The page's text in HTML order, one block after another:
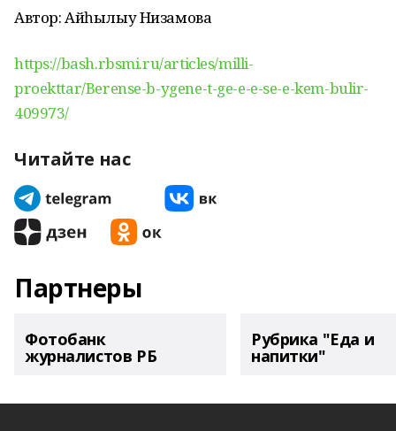
Автор: Айһылыу Низамова
https://bash.rbsmi.ru/articles/milli-
proekttar/Berense-b-ygene-t-ge-e-e-se-e-kem-bulir-
409973/
Читайте нас
Партнеры
Фотобанк
журналистов РБ
Рубрика "Еда и
напитки"